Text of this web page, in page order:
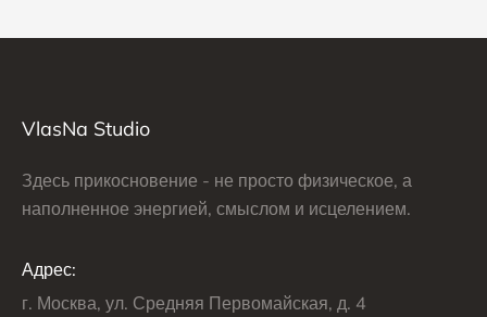
VlasNa Studio
Здесь прикосновение - не просто физическое, а
наполненное энергией, смыслом и исцелением.
Адрес:
г. Москва, ул. Средняя Первомайская, д. 4